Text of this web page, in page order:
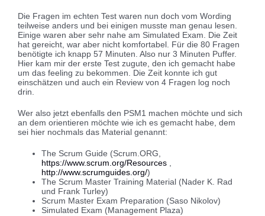
Die Fragen im echten Test waren nun doch vom Wording
teilweise anders und bei einigen musste man genau lesen.
Einige waren aber sehr nahe am Simulated Exam. Die Zeit
hat gereicht, war aber nicht komfortabel. Für die 80 Fragen
benötigte ich knapp 57 Minuten. Also nur 3 Minuten Puffer.
Hier kam mir der erste Test zugute, den ich gemacht habe
um das feeling zu bekommen. Die Zeit konnte ich gut
einschätzen und auch ein Review von 4 Fragen log noch
drin.
Wer also jetzt ebenfalls den PSM1 machen möchte und sich
an dem orientieren möchte wie ich es gemacht habe, dem
sei hier nochmals das Material genannt:
The Scrum Guide (Scrum.ORG,
https://www.scrum.org/Resources
http://www.scrumguides.org/)
The Scrum Master Training Material (Nader K. Rad
und Frank Turley)
Scrum Master Exam Preparation (Saso Nikolov)
Simulated Exam (Management Plaza)